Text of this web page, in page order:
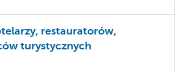
restauratorów,
turystycznych